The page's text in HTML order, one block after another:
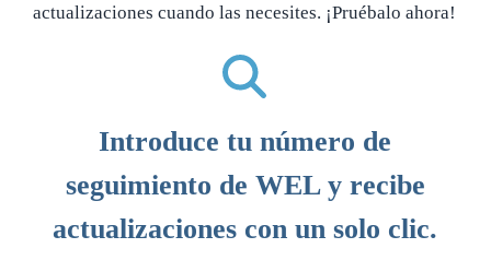
actualizaciones cuando las necesites. ¡Pruébalo ahora!
Introduce tu número de
seguimiento de WEL y recibe
actualizaciones con un solo clic.